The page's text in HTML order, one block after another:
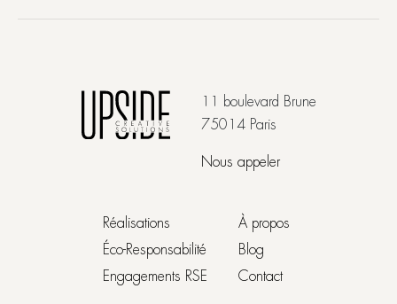
11 boulevard Brune
75014 Paris
Nous appeler
Réalisations
Éco-Responsabilité
Engagements RSE
À propos
Blog
Contact